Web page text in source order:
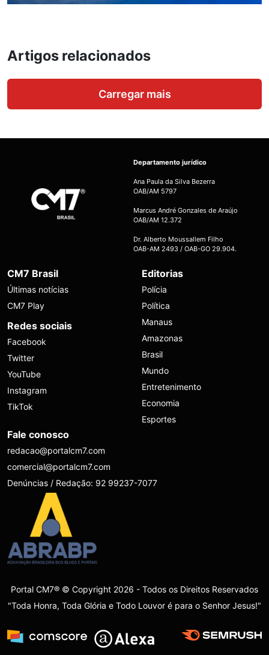
Artigos relacionados
Carregar mais
Departamento jurídico
Ana Paula da Silva Bezerra
OAB/AM 5797
Marcus André Gonzales de Araújo
OAB/AM 12.372
Dr. Alberto Moussallem Filho
OAB-AM 2493 / OAB-GO 29.904.
CM7 Brasil
Últimas notícias
CM7 Play
Redes sociais
Facebook
Twitter
YouTube
Instagram
TikTok
Editorias
Polícia
Política
Manaus
Amazonas
Brasil
Mundo
Entretenimento
Economia
Esportes
Fale conosco
redacao@portalcm7.com
comercial@portalcm7.com
Denúncias / Redação: 92 99237-7077
Portal CM7® © Copyright 2026 - Todos os Direitos Reservados
"Toda Honra, Toda Glória e Todo Louvor é para o Senhor Jesus!"